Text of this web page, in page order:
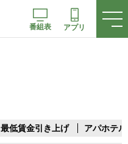
番組表 アプリ
最低賃金引き上げ アパホテル